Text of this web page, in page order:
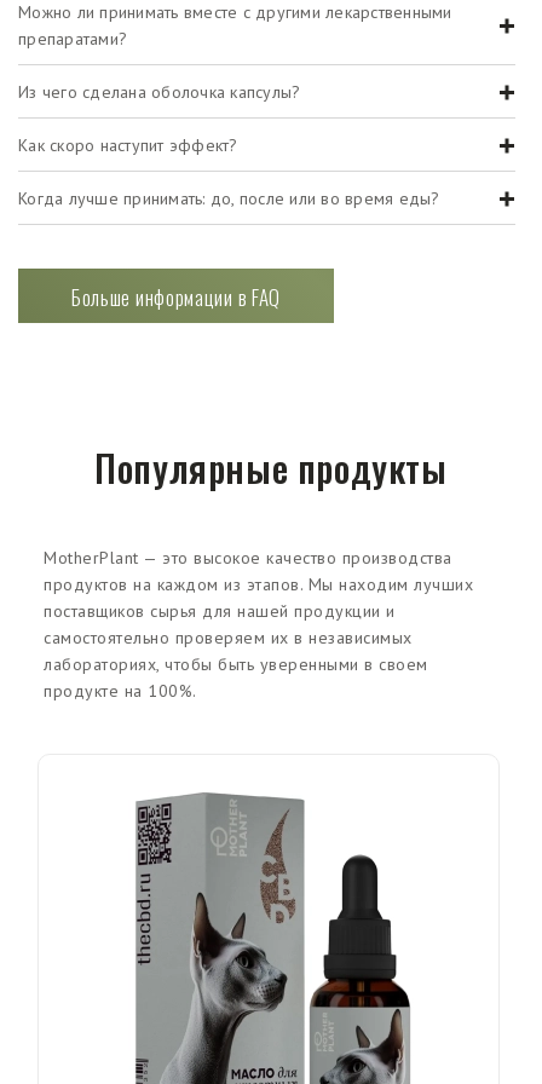
Можно ли принимать вместе с другими лекарственными
препаратами?
Из чего сделана оболочка капсулы?
Как скоро наступит эффект?
Когда лучше принимать: до, после или во время еды?
Больше информации в FAQ
Популярные продукты
MotherPlant — это высокое качество производства
продуктов на каждом из этапов. Мы находим лучших
поставщиков сырья для нашей продукции и
самостоятельно проверяем их в независимых
лабораториях, чтобы быть уверенными в своем
продукте на 100%.